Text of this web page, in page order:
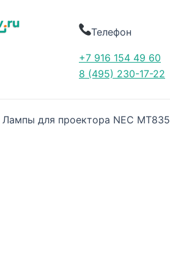
Телефон
+7 916 154 49 60
8 (495) 230-17-22
Лампы для проектора NEC MT835